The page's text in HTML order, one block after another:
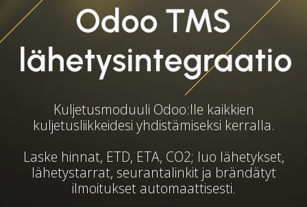
Odoo TMS
lähetysintegraatio
Kuljetusmoduuli Odoo:lle kaikkien
kuljetusliikkeidesi yhdistämiseksi kerralla.
Laske hinnat, ETD, ETA, CO2; luo lähetykset,
lähetystarrat, seurantalinkit ja brändätyt
ilmoitukset automaattisesti.